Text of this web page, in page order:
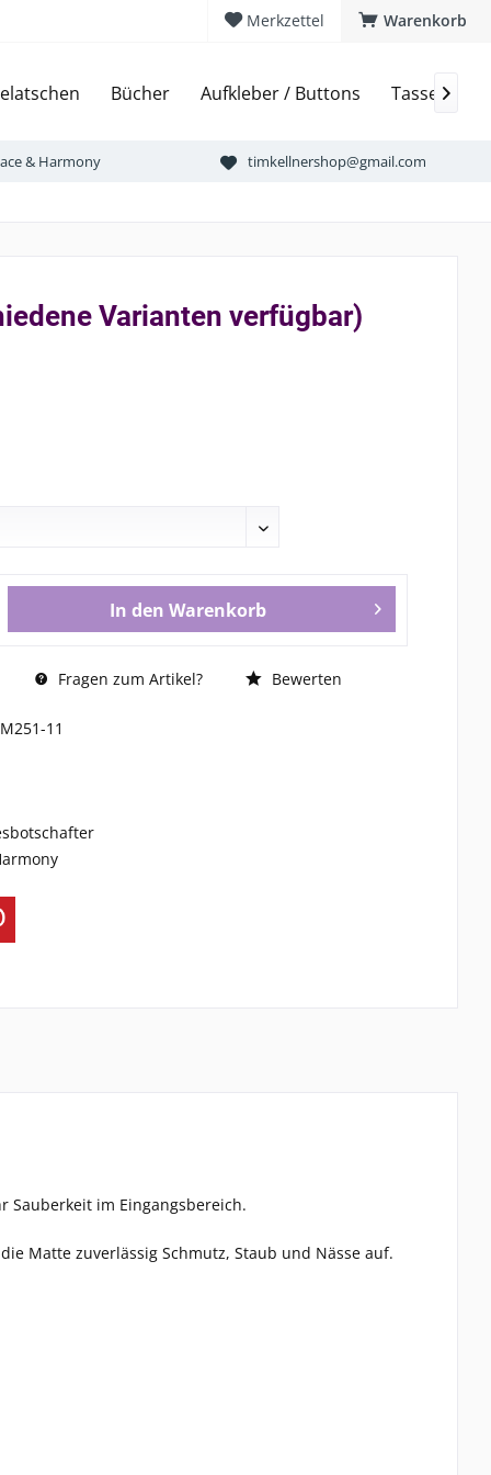
Warenkorb
Merkzettel
Bücher Aufkleber / Buttons Tassen &

& Harmony timkellnershop@gmail.com
Varianten verfügbar)
In den Warenkorb
Fragen zum Artikel? Bewerten
11
Sauberkeit im Eingangsbereich.
Matte zuverlässig Schmutz, Staub und Nässe auf.